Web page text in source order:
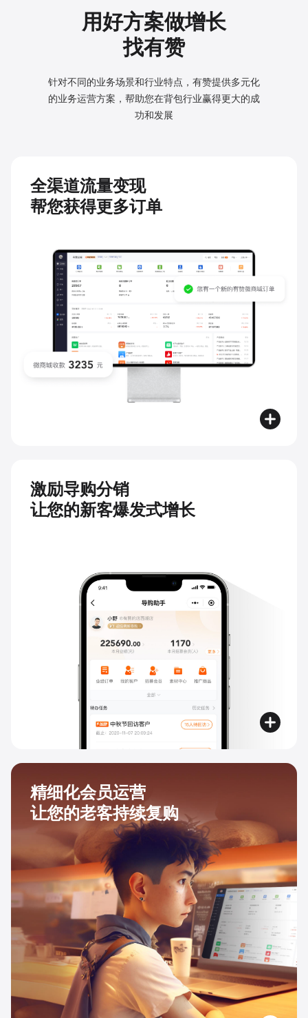
用好方案做增长
找有赞
针对不同的业务场景和行业特点，有赞提供多元化
的业务运营方案，帮助您在背包行业赢得更大的成
功和发展
全渠道流量变现
帮您获得更多订单
激励导购分销
让您的新客爆发式增长
精细化会员运营
让您的老客持续复购